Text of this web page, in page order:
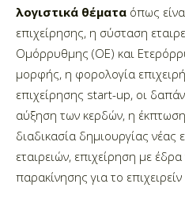
λογιστικά θέματα όπως
επιχείρησης, η σύσταση
Ομόρρυθμης (ΟΕ) και
μορφής, η φορολογία
επιχείρησης start-up, οι
αύξηση των κερδών, η
διαδικασία δημιουργίας νέας
εταιρειών, επιχείρηση με
παρακίνησης για το επιχειρείν